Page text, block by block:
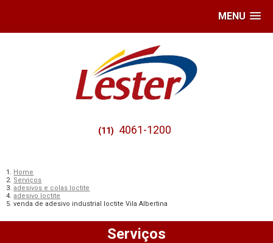
MENU
(11) 4061-1200
Home
Serviços
adesivos e colas loctite
adesivo loctite
venda de adesivo industrial loctite Vila Albertina
Serviços